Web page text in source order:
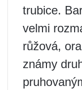
trubice.
velmi
růžová,
známy